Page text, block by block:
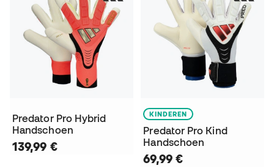
Predator Pro Hybrid
Handschoen
139,99 €
KINDEREN
Predator Pro Kind
Handschoen
69,99 €